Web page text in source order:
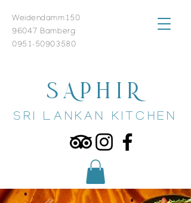
Weidendamm150
96047 Bamberg
0951-50903580
SAPHIR
SRI LANKAN KITCHEN